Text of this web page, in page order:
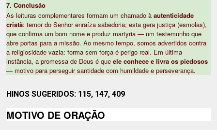
7. Conclusão
As leituras complementares formam um chamado àautenticidade
cristã: temor do Senhor enraíza sabedoria; esta gera justiça (esmolas),
que confirma um bom nome e produz martyria — um testemunho que
abre portas para a missão. Ao mesmo tempo, somos advertidos contra
a religiosidade vazia: forma sem força é perigo real. Em última
instância, a promessa de Deus é queele conhece e livra os piedosos
— motivo para perseguir santidade com humildade e perseverança.
HINOS SUGERIDOS: 115, 147, 409
MOTIVO DE ORAÇÃO